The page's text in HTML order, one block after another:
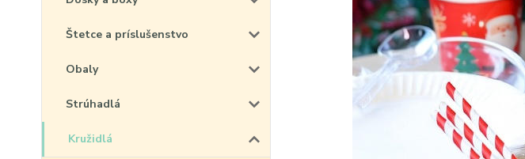
Štetce a príslušenstvo
Obaly
Strúhadlá
Kružidlá